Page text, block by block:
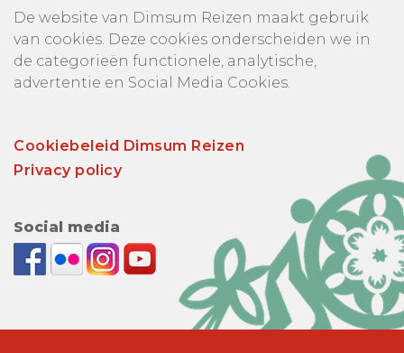
De website van Dimsum Reizen maakt gebruik
van cookies. Deze cookies onderscheiden we in
de categorieën functionele, analytische,
advertentie en Social Media Cookies.
Cookiebeleid Dimsum Reizen
Privacy policy
Social media